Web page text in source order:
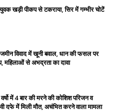
खड़ी पीकप से टकराया, सिर में गम्भीर चोटें
विवाद में खूनी बवाल, धान की फसल पर
महिलाओं से अभद्रता का दावा
में 4 बार की मरने की कोशिश परिजन व
दफे में मिली मौत, अचंभित करने वाला मामला